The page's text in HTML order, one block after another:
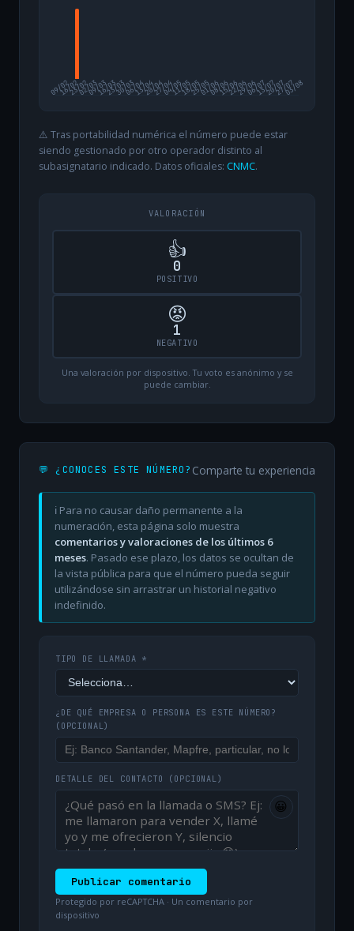
09/02
16/0223/0202/0309/0316/0323/0330/0306/0413/0420/0427/0404/0511/0518/0525/0501/0608/0615/0622/0629/0606/0713/0720/0727/07
03/08
⚠️ Tras portabilidad numérica el número puede estar
siendo gestionado por otro operador distinto al
subasignatario indicado. Datos oficiales: CNMC.
VALORACIÓN
👍
0
POSITIVO
😡
1
NEGATIVO
Una valoración por dispositivo. Tu voto es anónimo y se
puede cambiar.
💬 ¿CONOCES ESTE NÚMERO? Comparte tu experiencia
ℹ️ Para no causar daño permanente a la
numeración, esta página solo muestra
comentarios y valoraciones de los últimos 6
meses. Pasado ese plazo, los datos se ocultan de
la vista pública para que el número pueda seguir
utilizándose sin arrastrar un historial negativo
indefinido.
TIPO DE LLAMADA *
¿DE QUÉ EMPRESA O PERSONA ES ESTE NÚMERO?
(OPCIONAL)
DETALLE DEL CONTACTO (OPCIONAL)
😀
Publicar comentario
Protegido por reCAPTCHA · Un comentario por
dispositivo